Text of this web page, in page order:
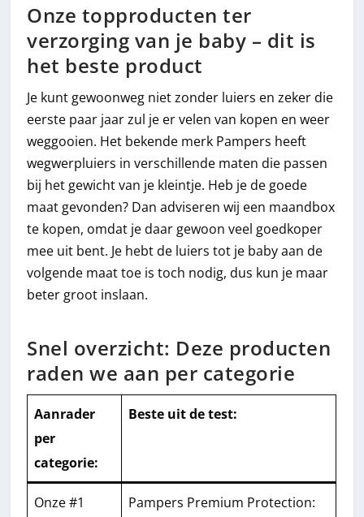
Onze topproducten ter
verzorging van je baby – dit is
het beste product
Je kunt gewoonweg niet zonder luiers en zeker die
eerste paar jaar zul je er velen van kopen en weer
weggooien. Het bekende merk Pampers heeft
wegwerpluiers in verschillende maten die passen
bij het gewicht van je kleintje. Heb je de goede
maat gevonden? Dan adviseren wij een maandbox
te kopen, omdat je daar gewoon veel goedkoper
mee uit bent. Je hebt de luiers tot je baby aan de
volgende maat toe is toch nodig, dus kun je maar
beter groot inslaan.
Snel overzicht: Deze producten
raden we aan per categorie
Aanrader
per
categorie:
Beste uit de test:
Onze #1
Pampers Premium Protection: